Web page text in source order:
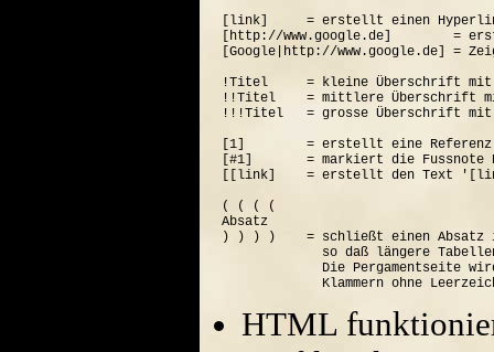
[link]     = erstellt einen
[http://www.google.de]        =
[Google|http://www.google.de] =
!Titel     = kleine Überschrift
!!Titel    = mittlere Überschrift
!!!Titel   = grosse Überschrift
[1]        = erstellt eine Referenz
[#1]       = markiert die Fussnote
[[link]    = erstellt den Text
( ( ( (
Absatz
) ) ) )    = schließt einen Absatz
so daß längere
Die Pergamentseite
HTML